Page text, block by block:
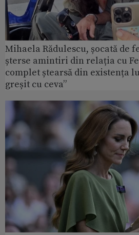
Mihaela Rădulescu, șocată de
șterse amintiri din relația cu
complet ștearsă din existența
greșit cu ceva”